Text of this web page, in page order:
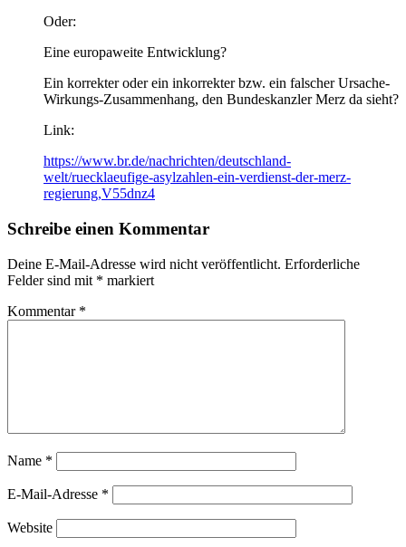
Oder:
Eine europaweite Entwicklung?
Ein korrekter oder ein inkorrekter bzw. ein falscher Ursache-
Wirkungs-Zusammenhang, den Bundeskanzler Merz da sieht?
Link:
https://www.br.de/nachrichten/deutschland-
welt/ruecklaeufige-asylzahlen-ein-verdienst-der-merz-
regierung,V55dnz4
Schreibe einen Kommentar
Deine E-Mail-Adresse wird nicht veröffentlicht. Erforderliche
Felder sind mit * markiert
Kommentar *
Name *
E-Mail-Adresse *
Website